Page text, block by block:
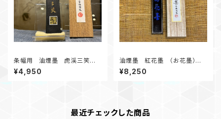
条幅用 油煙墨 虎渓三笑
3.0丁形
¥4,950
油煙墨 紅花墨 （お花墨）五
ツ星 1.5丁形 漢字、かな作品
にオススメ
¥8,250
最近チェックした商品